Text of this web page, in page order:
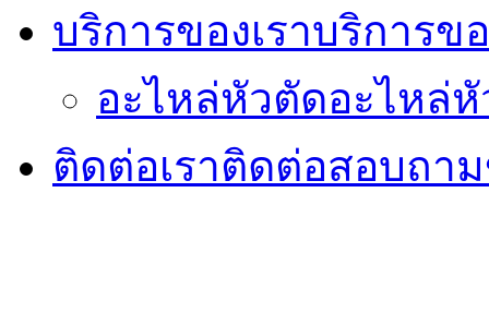
บริการของเราบริการข
อะไหล่หัวตัดอะไหล่
ติดต่อเราติดต่อสอบถา